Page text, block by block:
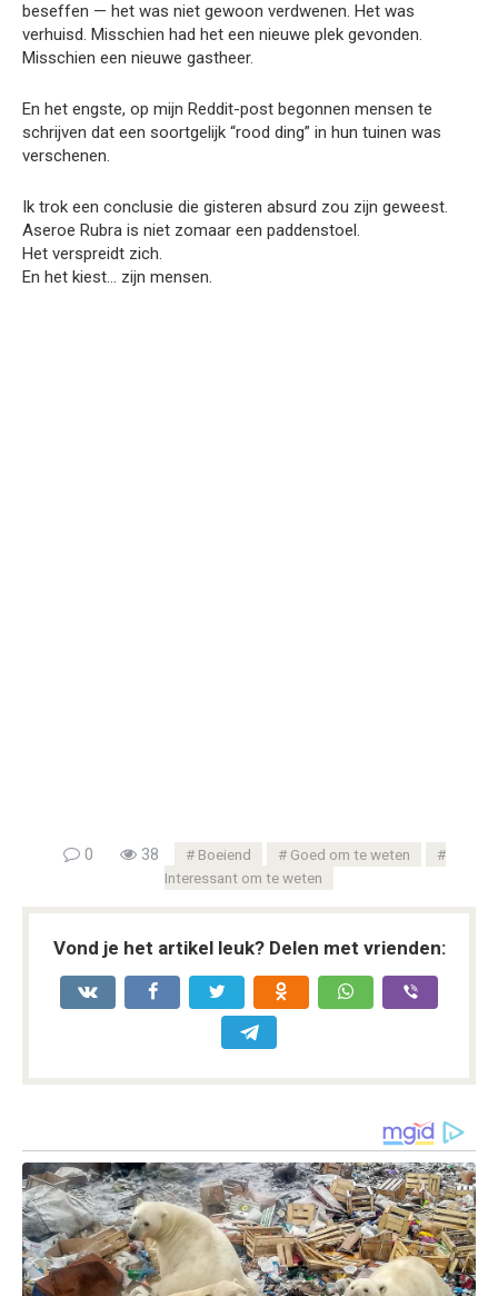
beseffen — het was niet gewoon verdwenen. Het was
verhuisd. Misschien had het een nieuwe plek gevonden.
Misschien een nieuwe gastheer.
En het engste, op mijn Reddit-post begonnen mensen te
schrijven dat een soortgelijk “rood ding” in hun tuinen was
verschenen.
Ik trok een conclusie die gisteren absurd zou zijn geweest.
Aseroe Rubra is niet zomaar een paddenstoel.
Het verspreidt zich.
En het kiest… zijn mensen.
0 38 Boeiend
Goed om te weten
Interessant om te weten
Vond je het artikel leuk? Delen met vrienden: